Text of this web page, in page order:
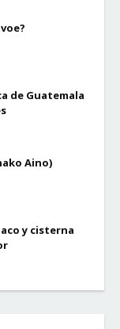
de Guatemala
Aino)
y cisterna